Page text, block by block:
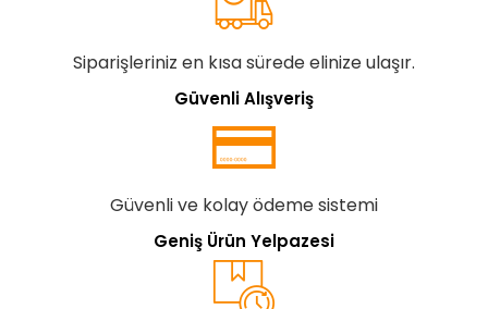
Siparişleriniz en kısa sürede elinize ulaşır.
Güvenli Alışveriş
Güvenli ve kolay ödeme sistemi
Geniş Ürün Yelpazesi